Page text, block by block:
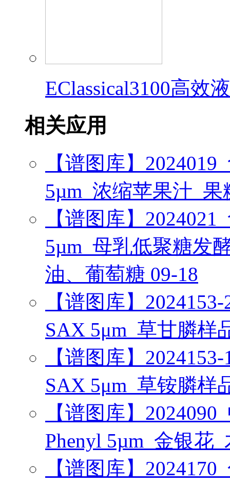
EClassical3100高效
相关应用
【谱图库】
5µm_浓缩苹果汁_
【谱图库】
5µm_母乳低聚糖发
油、葡萄糖 09-18
【谱图库】
SAX 5μm_草甘膦样
【谱图库】
SAX 5μm_草铵膦样
【谱图库】
Phenyl 5µm_金银花
【谱图库】